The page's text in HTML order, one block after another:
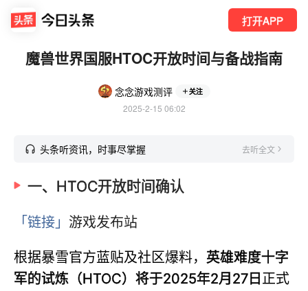
打开APP
魔兽世界国服HTOC开放时间与备战指南
念念游戏测评 关注
2025-2-15 06:02
头条听资讯，时事尽掌握 去听全文
一、HTOC开放时间确认
「链接」 游戏发布站
根据暴雪官方蓝贴及社区爆料， 英雄难度十字
军的试炼（HTOC）将于2025年2月27日 正式